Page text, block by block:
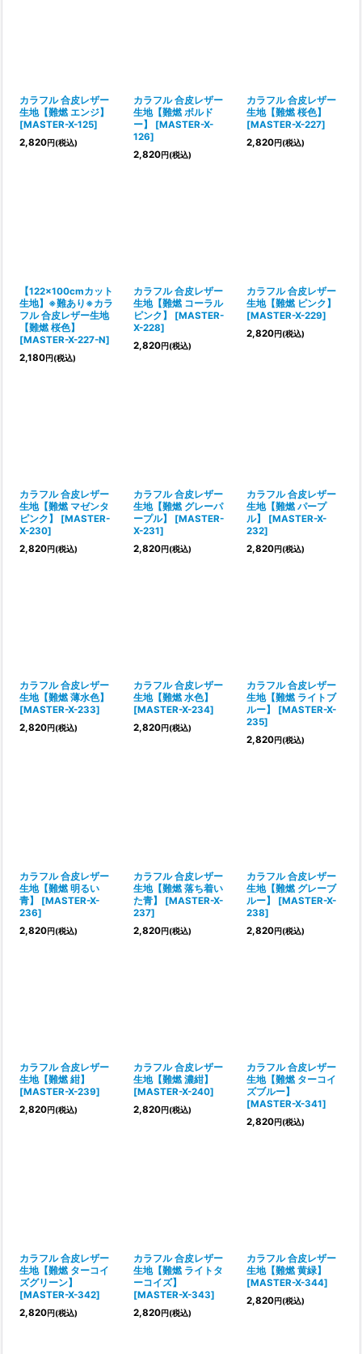
カラフル 合皮レザー
生地【難燃 エンジ】
[MASTER-X-125]
2,820円(税込)
カラフル 合皮レザー
生地【難燃 ボルド
ー】
[MASTER-X-
126]
2,820円(税込)
カラフル 合皮レザー
生地【難燃 桜色】
[MASTER-X-227]
2,820円(税込)
【122×100cmカット
生地】※難あり※カラ
フル 合皮レザー生地
【難燃 桜色】
[MASTER-X-227-N]
2,180円(税込)
カラフル 合皮レザー
生地【難燃 コーラル
ピンク】
[MASTER-
X-228]
2,820円(税込)
カラフル 合皮レザー
生地【難燃 ピンク】
[MASTER-X-229]
2,820円(税込)
カラフル 合皮レザー
生地【難燃 マゼンタ
ピンク】
[MASTER-
X-230]
2,820円(税込)
カラフル 合皮レザー
生地【難燃 グレーパ
ープル】
[MASTER-
X-231]
2,820円(税込)
カラフル 合皮レザー
生地【難燃 パープ
ル】
[MASTER-X-
232]
2,820円(税込)
カラフル 合皮レザー
生地【難燃 薄水色】
[MASTER-X-233]
2,820円(税込)
カラフル 合皮レザー
生地【難燃 水色】
[MASTER-X-234]
2,820円(税込)
カラフル 合皮レザー
生地【難燃 ライトブ
ルー】
[MASTER-X-
235]
2,820円(税込)
カラフル 合皮レザー
生地【難燃 明るい
青】
[MASTER-X-
236]
2,820円(税込)
カラフル 合皮レザー
生地【難燃 落ち着い
た青】
[MASTER-X-
237]
2,820円(税込)
カラフル 合皮レザー
生地【難燃 グレーブ
ルー】
[MASTER-X-
238]
2,820円(税込)
カラフル 合皮レザー
生地【難燃 紺】
[MASTER-X-239]
2,820円(税込)
カラフル 合皮レザー
生地【難燃 濃紺】
[MASTER-X-240]
2,820円(税込)
カラフル 合皮レザー
生地【難燃 ターコイ
ズブルー】
[MASTER-X-341]
2,820円(税込)
カラフル 合皮レザー
生地【難燃 ターコイ
ズグリーン】
[MASTER-X-342]
2,820円(税込)
カラフル 合皮レザー
生地【難燃 ライトタ
ーコイズ】
[MASTER-X-343]
2,820円(税込)
カラフル 合皮レザー
生地【難燃 黄緑】
[MASTER-X-344]
2,820円(税込)